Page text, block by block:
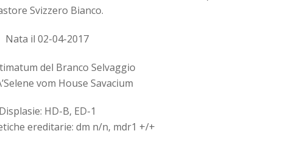
Svizzero Bianco.
Nata il 02-04-2017
del Branco Selvaggio
vom House Savacium
Displasie: HD-B, ED-1
ereditarie: dm n/n, mdr1 +/+